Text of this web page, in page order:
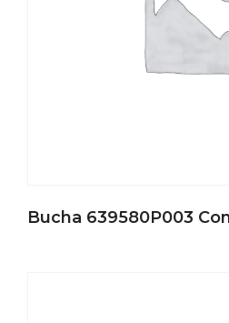
Bucha 639580P003